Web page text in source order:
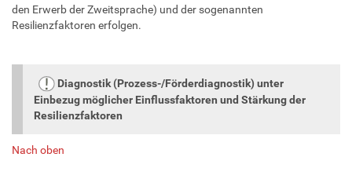
den Erwerb der Zweitsprache) und der sogenannten
Resilienzfaktoren erfolgen.
Diagnostik (Prozess-/Förderdiagnostik) unter
Einbezug möglicher Einflussfaktoren und Stärkung der
Resilienzfaktoren
Nach oben